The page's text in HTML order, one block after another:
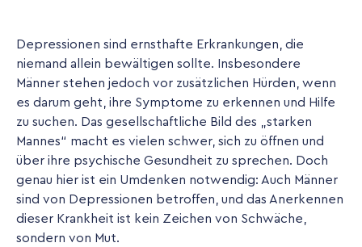
Depressionen sind ernsthafte Erkrankungen, die
niemand allein bewältigen sollte. Insbesondere
Männer stehen jedoch vor zusätzlichen Hürden, wenn
es darum geht, ihre Symptome zu erkennen und Hilfe
zu suchen. Das gesellschaftliche Bild des „starken
Mannes“ macht es vielen schwer, sich zu öffnen und
über ihre psychische Gesundheit zu sprechen. Doch
genau hier ist ein Umdenken notwendig: Auch Männer
sind von Depressionen betroffen, und das Anerkennen
dieser Krankheit ist kein Zeichen von Schwäche,
sondern von Mut.